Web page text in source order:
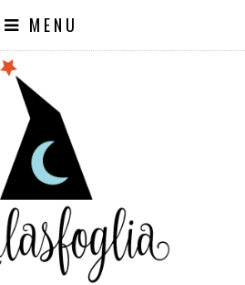
MENU